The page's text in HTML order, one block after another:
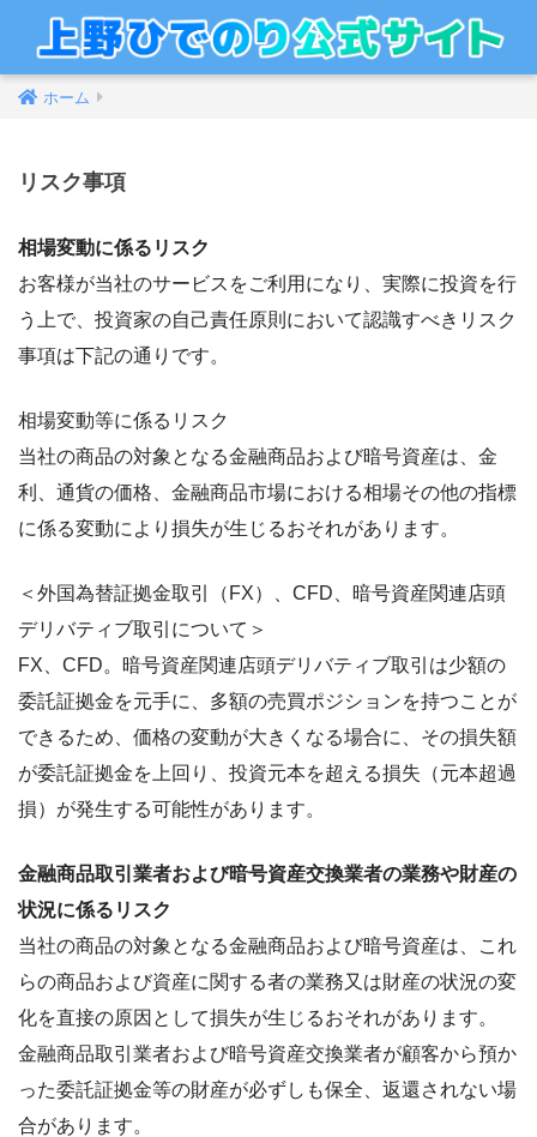
ホーム
リスク事項
相場変動に係るリスク
お客様が当社のサービスをご利用になり、実際に投資を行
う上で、投資家の自己責任原則において認識すべきリスク
事項は下記の通りです。
相場変動等に係るリスク
当社の商品の対象となる金融商品および暗号資産は、金
利、通貨の価格、金融商品市場における相場その他の指標
に係る変動により損失が生じるおそれがあります。
＜外国為替証拠金取引（FX）、CFD、暗号資産関連店頭
デリバティブ取引について＞
FX、CFD。暗号資産関連店頭デリバティブ取引は少額の
委託証拠金を元手に、多額の売買ポジションを持つことが
できるため、価格の変動が大きくなる場合に、その損失額
が委託証拠金を上回り、投資元本を超える損失（元本超過
損）が発生する可能性があります。
金融商品取引業者および暗号資産交換業者の業務や財産の
状況に係るリスク
当社の商品の対象となる金融商品および暗号資産は、これ
らの商品および資産に関する者の業務又は財産の状況の変
化を直接の原因として損失が生じるおそれがあります。
金融商品取引業者および暗号資産交換業者が顧客から預か
った委託証拠金等の財産が必ずしも保全、返還されない場
合があります。